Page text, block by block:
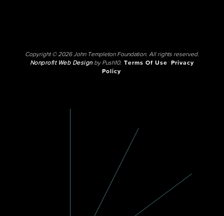
Copyright © 2026 John Templeton Foundation. All rights reserved.
Nonprofit Web Designby Push10. Terms Of Use
Privacy
Policy